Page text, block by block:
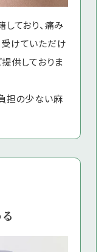
ており、痛み
けていただけ
供しておりま
担の少ない麻